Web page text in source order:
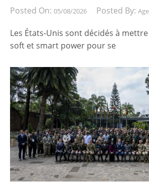
Posted On: 05/08/2026 Posted By:
Les États-Unis sont décidés à
soft et smart power pour se